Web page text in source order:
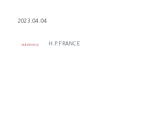
2023.04.04
H.P.FRANCE